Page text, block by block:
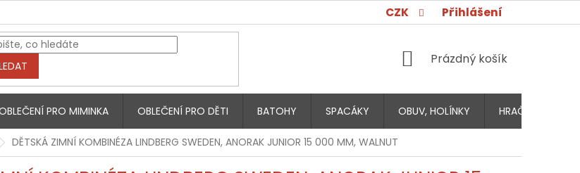
CZK Přihlášení
NÁKUPNÍ
Prázdný košík
PRO MIMINKA OBLEČENÍ PRO DĚTI BATOHY SPACÁKY OBUV, HOLÍNKY HRAČKY PRO
DĚTSKÁ ZIMNÍ KOMBINÉZA LINDBERG SWEDEN, ANORAK JUNIOR 15 000 MM, WALNUT